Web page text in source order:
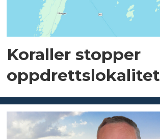
Koraller stopper
oppdrettslokalitet